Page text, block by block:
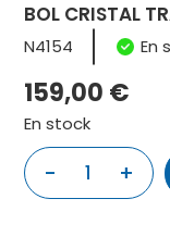
BOL CRISTAL
N4154 En
159,00 €
En stock
- +